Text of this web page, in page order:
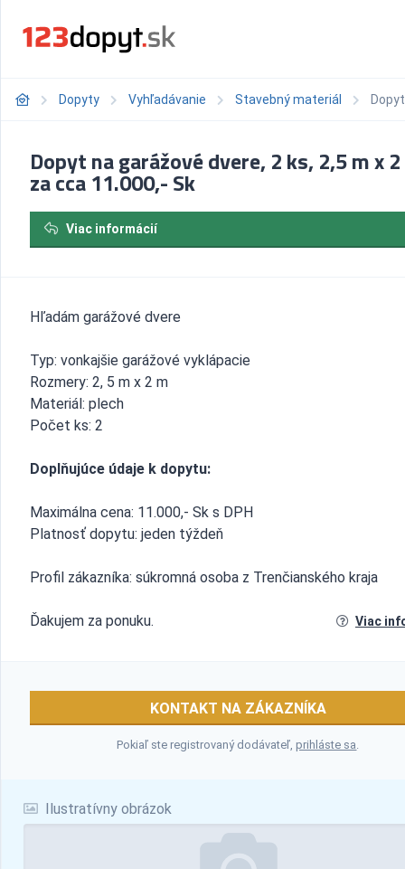
Dopyty Vyhľadávanie Stavebný materiál
Ilustratívny obrázok
Dopyt na garážové dvere, 2 ks, 2,5 m x
za cca 11.000,- Sk
Viac informácií
Hľadám garážové dvere
Typ: vonkajšie garážové vyklápacie
Rozmery: 2, 5 m x 2 m
Materiál: plech
Počet ks: 2
Doplňujúce údaje k dopytu:
Maximálna cena: 11.000,- Sk s DPH
Platnosť dopytu: jeden týždeň
Profil zákazníka: súkromná osoba z Trenčianského kraja
Ďakujem za ponuku. Viac
KONTAKT NA ZÁKAZNÍKA
Pokiaľ ste registrovaný dodávateľ,prihláste sa.